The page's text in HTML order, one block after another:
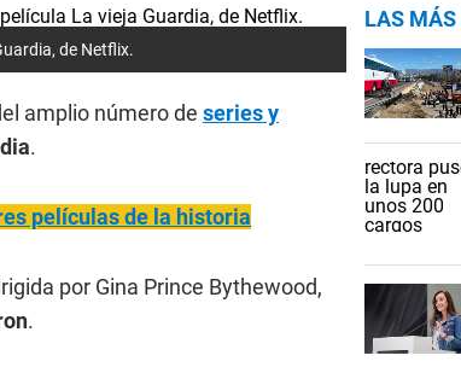
de Netflix.
amplio número de series y
.
películas de la historia
por Gina Prince Bythewood,
.
LAS MÁS